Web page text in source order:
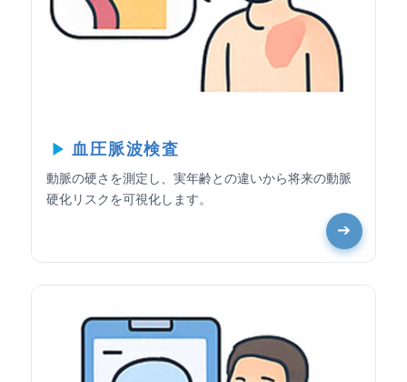
血圧脈波検査
動脈の硬さを測定し、実年齢との違いから将来の動脈
硬化リスクを可視化します。
➔